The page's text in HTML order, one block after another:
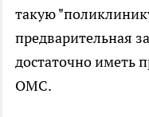
такую
предварительная
достаточно иметь
ОМС.